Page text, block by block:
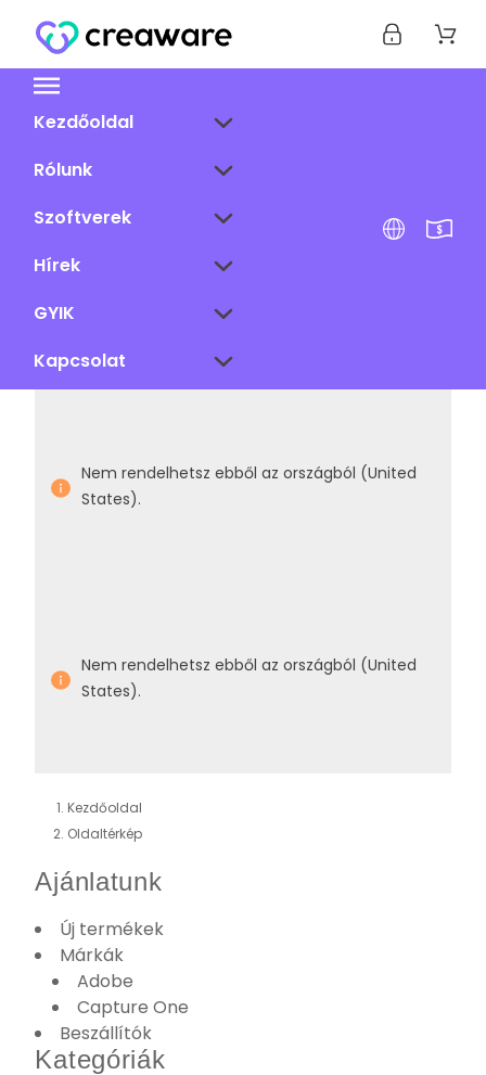
Kezdőoldal
Rólunk
Szoftverek
Hírek
GYIK
Kapcsolat
Nem rendelhetsz ebből az országból (United
States).
Nem rendelhetsz ebből az országból (United
States).
Kezdőoldal
Oldaltérkép
Ajánlatunk
Új termékek
Márkák
Adobe
Capture One
Beszállítók
Kategóriák